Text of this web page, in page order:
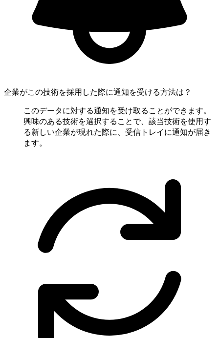
企業がこの技術を採用した際に通知を受ける方法は？
このデータに対する通知を受け取ることができます。
興味のある技術を選択することで、該当技術を使用す
る新しい企業が現れた際に、受信トレイに通知が届き
ます。